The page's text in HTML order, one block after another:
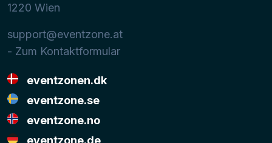
1220 Wien
support@eventzone.at
- Zum Kontaktformular
eventzonen.dk
eventzone.se
eventzone.no
eventzone.de